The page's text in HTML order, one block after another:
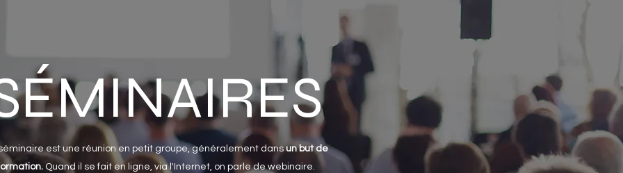
est une réunion en petit groupe, généralement dansun but de
Quand il se fait en ligne, via l'Internet, on parle de webinaire.